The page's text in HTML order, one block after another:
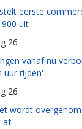
eerste
uit
26
vanaf nu
uur rijden'
26
wordt
af